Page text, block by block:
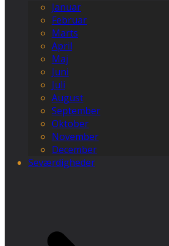
Januar
Februar
Marts
April
Maj
Juni
Juli
August
September
Oktober
November
December
Seværdigheder